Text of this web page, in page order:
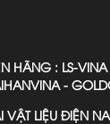
HÃNG : LS-
-
LIỆU ĐIỆN